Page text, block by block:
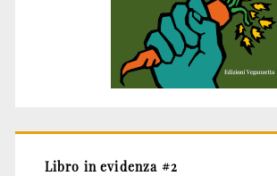
Libro in evidenza #2